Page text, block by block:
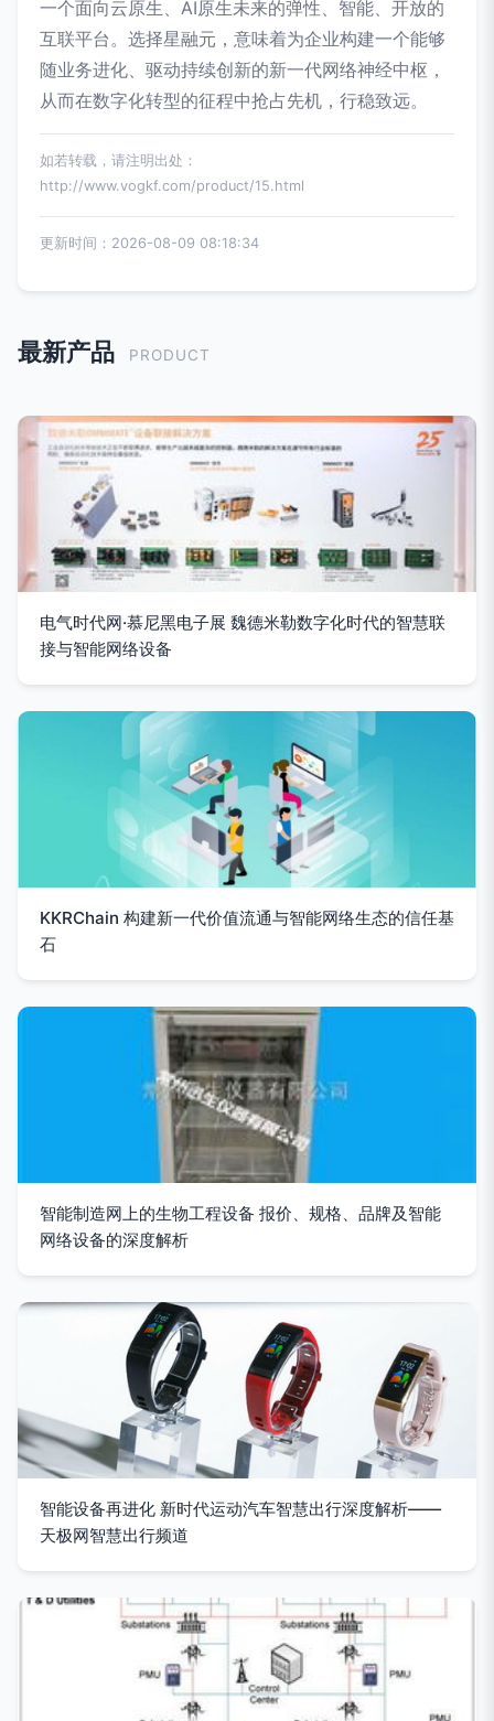
一个面向云原生、AI原生未来的弹性、智能、开放的
互联平台。选择星融元，意味着为企业构建一个能够
随业务进化、驱动持续创新的新一代网络神经中枢，
从而在数字化转型的征程中抢占先机，行稳致远。
如若转载，请注明出处：
http://www.vogkf.com/product/15.html
更新时间：2026-08-09 08:18:34
最新产品 PRODUCT
电气时代网·慕尼黑电子展 魏德米勒数字化时代的智慧联
接与智能网络设备
KKRChain 构建新一代价值流通与智能网络生态的信任基
石
智能制造网上的生物工程设备 报价、规格、品牌及智能
网络设备的深度解析
智能设备再进化 新时代运动汽车智慧出行深度解析——
天极网智慧出行频道